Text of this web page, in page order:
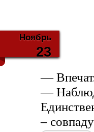
Ноябрь
23
—
—
–